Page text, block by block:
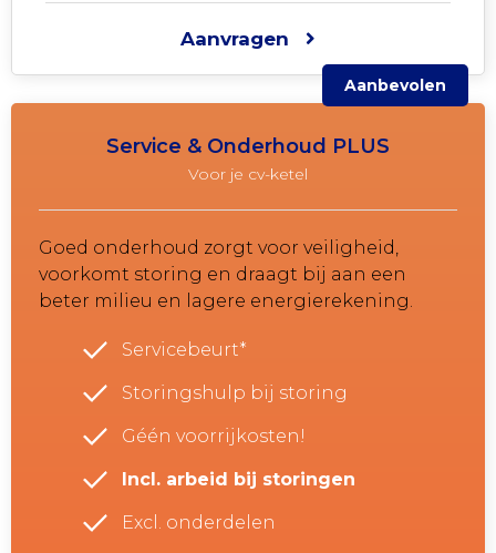
Aanvragen
Aanbevolen
Service & Onderhoud PLUS
Voor je cv-ketel
Goed onderhoud zorgt voor veiligheid,
voorkomt storing en draagt bij aan een
beter milieu en lagere energierekening.
Servicebeurt*
Storingshulp bij storing
Géén voorrijkosten!
Incl. arbeid bij storingen
Excl. onderdelen